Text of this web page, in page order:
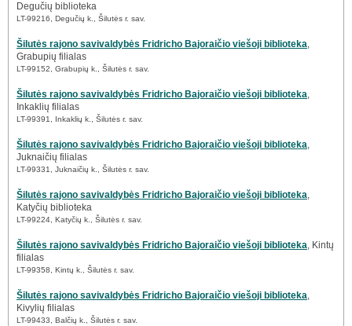
Degučių biblioteka
LT-99216, Degučių k., Šilutės r. sav.
Šilutės rajono savivaldybės Fridricho Bajoraičio viešoji biblioteka,
Grabupių filialas
LT-99152, Grabupių k., Šilutės r. sav.
Šilutės rajono savivaldybės Fridricho Bajoraičio viešoji biblioteka,
Inkaklių filialas
LT-99391, Inkaklių k., Šilutės r. sav.
Šilutės rajono savivaldybės Fridricho Bajoraičio viešoji biblioteka,
Juknaičių filialas
LT-99331, Juknaičių k., Šilutės r. sav.
Šilutės rajono savivaldybės Fridricho Bajoraičio viešoji biblioteka,
Katyčių biblioteka
LT-99224, Katyčių k., Šilutės r. sav.
Šilutės rajono savivaldybės Fridricho Bajoraičio viešoji biblioteka, Kintų
filialas
LT-99358, Kintų k., Šilutės r. sav.
Šilutės rajono savivaldybės Fridricho Bajoraičio viešoji biblioteka,
Kivylių filialas
LT-99433, Balčių k., Šilutės r. sav.